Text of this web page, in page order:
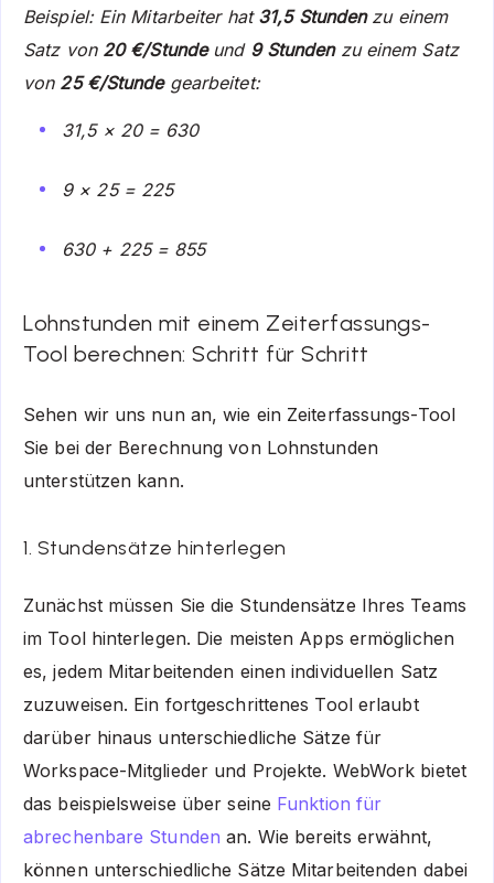
Beispiel: Ein Mitarbeiter hat 31,5 Stundenzu einem
Satz von 20 €/Stundeund 9 Stundenzu einem Satz
von 25 €/Stundegearbeitet:
31,5 × 20 = 630
9 × 25 = 225
630 + 225 = 855
Lohnstunden mit einem Zeiterfassungs-
Tool berechnen: Schritt für Schritt
Sehen wir uns nun an, wie ein Zeiterfassungs-Tool
Sie bei der Berechnung von Lohnstunden
unterstützen kann.
1. Stundensätze hinterlegen
Zunächst müssen Sie die Stundensätze Ihres Teams
im Tool hinterlegen. Die meisten Apps ermöglichen
es, jedem Mitarbeitenden einen individuellen Satz
zuzuweisen. Ein fortgeschrittenes Tool erlaubt
darüber hinaus unterschiedliche Sätze für
Workspace-Mitglieder und Projekte. WebWork bietet
das beispielsweise über seine Funktion für
abrechenbare Stunden an. Wie bereits erwähnt,
können unterschiedliche Sätze Mitarbeitenden dabei